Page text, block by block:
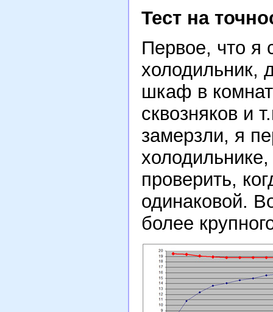
Тест на
Первое, что я
холодильник,
шкаф в
сквозняков и
замерзли, я
проверить,
одинаковой.
более